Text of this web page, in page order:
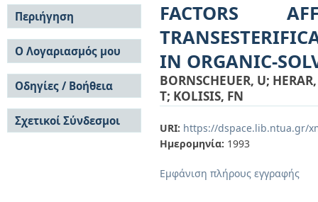
FACTORS
IN ORGANIC-
BORNSCHEUER, U;
T; KOLISIS, FN
URI: https://dspace.lib.ntua.gr/
Ημερομηνία: 1993
Εμφάνιση πλήρους εγγραφής
Περιήγηση
Σε όλο το DSpace
Κοινότητες & Συλλογές
Ανά Ημερομηνία
Έκδοσης
Συγγραφείς
Τίτλοι
Θέματα
Ο Λογαριασμός μου
Σύνδεση
Εγγραφή
Οδηγίες / Βοήθεια
Οδηγίες Υποβολής
Οδηγίες Χρήσης ΙΑ
Συχνές Ερωτήσεις
Σχετικοί Σύνδεσμοι